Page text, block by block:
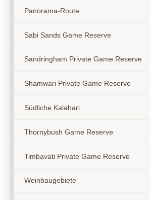
Panorama-Route
Sabi Sands Game Reserve
Sandringham Private Game Reserve
Shamwari Private Game Reserve
Südliche Kalahari
Thornybush Game Reserve
Timbavati Private Game Reserve
Weinbaugebiete